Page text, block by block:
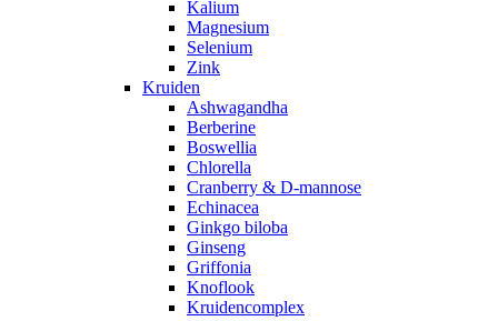
Kalium
Magnesium
Selenium
Zink
Kruiden
Ashwagandha
Berberine
Boswellia
Chlorella
Cranberry & D-mannose
Echinacea
Ginkgo biloba
Ginseng
Griffonia
Knoflook
Kruidencomplex